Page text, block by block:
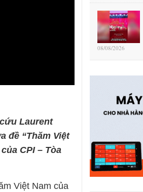
Laurent
đề “Thăm Việt
CPI – Tòa
Việt Nam của
08/08/2026